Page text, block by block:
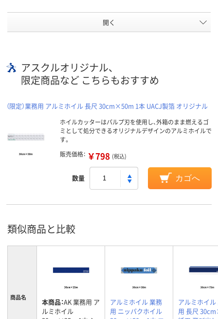
開く
アスクルオリジナル、
限定商品など こちらもおすすめ
（限定）業務用 アルミホイル 長尺 30cm×50m 1本 UACJ製箔 オリジナル
ホイルカッターはパルプ刃を使用し、外箱のまま燃えるゴ
ミとして処分できるオリジナルデザインのアルミホイルで
す。
販売価格： ￥798 (税込)
数量 カゴへ
類似商品と比較
商品名 本商品：AK 業務用 ア
ルミホイル
アルミホイル 業務
用 ニッパクホイル
アルミホイル
用 長尺